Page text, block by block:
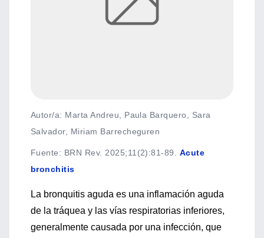
Autor/a: Marta Andreu, Paula Barquero, Sara
Salvador, Miriam Barrecheguren
Fuente: BRN Rev. 2025;11(2):81-89.
Acute
bronchitis
La bronquitis aguda es una inflamación aguda
de la tráquea y las vías respiratorias inferiores,
generalmente causada por una infección, que